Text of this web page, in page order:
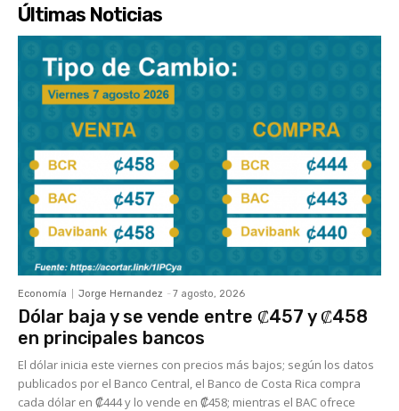
Últimas Noticias
Economía Jorge Hernandez - 7 agosto, 2026
Dólar baja y se vende entre ₡457 y ₡458
en principales bancos
El dólar inicia este viernes con precios más bajos; según los datos
publicados por el Banco Central, el Banco de Costa Rica compra
cada dólar en ₡444 y lo vende en ₡458; mientras el BAC ofrece